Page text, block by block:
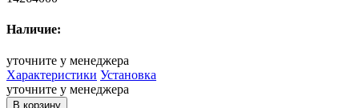
Наличие:
уточните у менеджера
Характеристики Установка
уточните у менеджера
В корзину